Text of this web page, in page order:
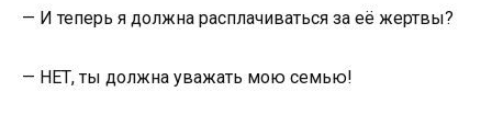
— И теперь я должна расплачиваться за её жертвы?
— НЕТ, ты должна уважать мою семью!